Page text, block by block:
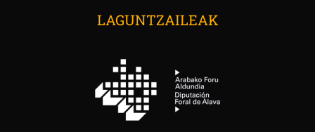
LAGUNTZAILEAK